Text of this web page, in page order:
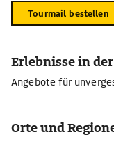
Tourmail bestellen
Erlebnisse in
Angebote für
Orte und